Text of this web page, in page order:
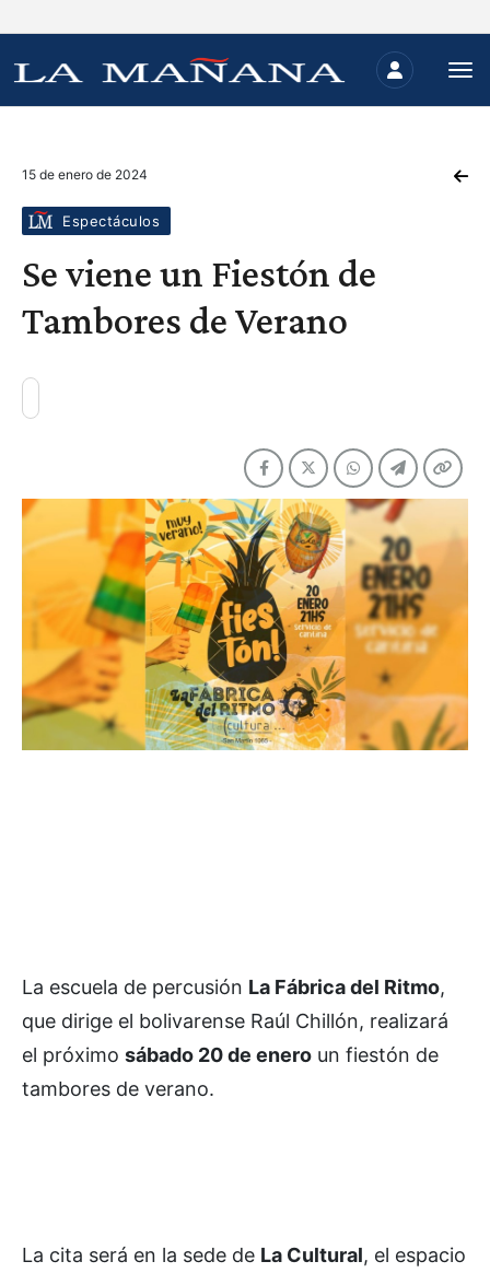
15 de enero de 2024
Espectáculos
Se viene un Fiestón de
Tambores de Verano
La escuela de percusión La Fábrica del Ritmo,
que dirige el bolivarense Raúl Chillón, realizará
el próximo sábado 20 de enero un fiestón de
tambores de verano.
La cita será en la sede de La Cultural, el espacio